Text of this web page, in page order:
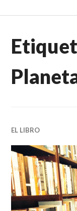
al
EL LIBRO